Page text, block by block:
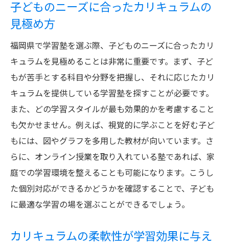
子どものニーズに合ったカリキュラムの
見極め方
福岡県で学習塾を選ぶ際、子どものニーズに合ったカリ
キュラムを見極めることは非常に重要です。まず、子ど
もが苦手とする科目や分野を把握し、それに応じたカリ
キュラムを提供している学習塾を探すことが必要です。
また、どの学習スタイルが最も効果的かを考慮すること
も欠かせません。例えば、視覚的に学ぶことを好む子ど
もには、図やグラフを多用した教材が向いています。さ
らに、オンライン授業を取り入れている塾であれば、家
庭での学習環境を整えることも可能になります。こうし
た個別対応ができるかどうかを確認することで、子ども
に最適な学習の場を選ぶことができるでしょう。
カリキュラムの柔軟性が学習効果に与え